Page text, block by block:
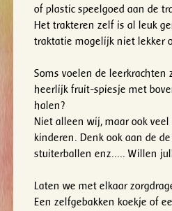
of plastic speelgoed aan de
Het trakteren zelf is al leuk
traktatie mogelijk niet lekker
Soms voelen de
heerlijk fruit-spiesje met
halen?
Niet alleen wij, maar ook
kinderen. Denk ook aan de
stuiterballen enz..... Willen
Laten we met elkaar
Een zelfgebakken koekje of